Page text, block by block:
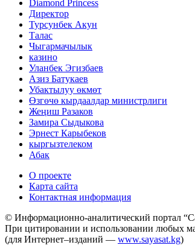
Diamond Princess
Директор
Турсунбек Акун
Талас
Чыгармачылык
казино
Уланбек Эгизбаев
Азиз Батукаев
Убактылуу өкмөт
Өзгөчө кырдаалдар министрлиги
Жеңиш Разаков
Замира Сыдыкова
Эрнест Карыбеков
кыргызтелеком
Абак
О проекте
Карта сайта
Контактная информация
© Информационно-аналитический портал
При цитировании и использовании любых
(для Интернет–изданий — www.sayasat.kg)